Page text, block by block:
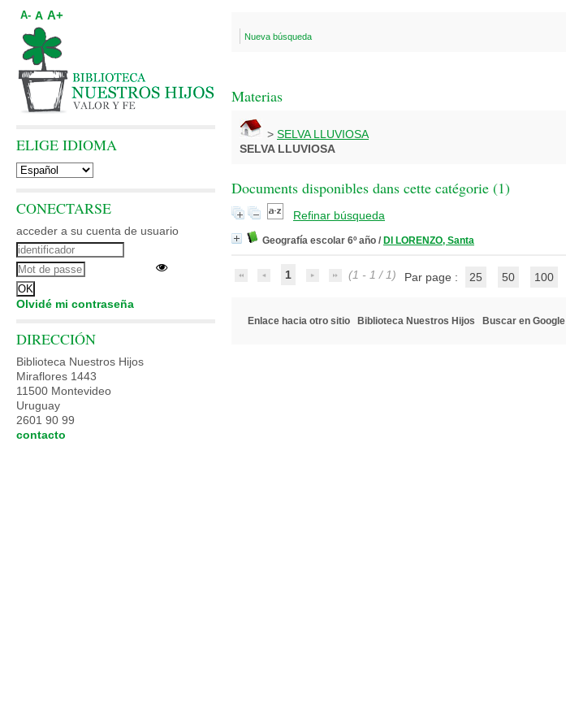
Nueva búsqueda
Materias
> SELVA LLUVIOSA
SELVA LLUVIOSA
Documents disponibles dans cette catégorie (1)
Refinar búsqueda
Geografía escolar 6º año / DI LORENZO, Santa
1 (1 - 1 / 1) Par page : 25 50 100
Enlace hacia otro sitio Biblioteca Nuestros Hijos Buscar en Google
A- A A+
ELIGE IDIOMA
CONECTARSE
acceder a su cuenta de usuario
Olvidé mi contraseña
DIRECCIÓN
Biblioteca Nuestros Hijos
Miraflores 1443
11500 Montevideo
Uruguay
2601 90 99
contacto